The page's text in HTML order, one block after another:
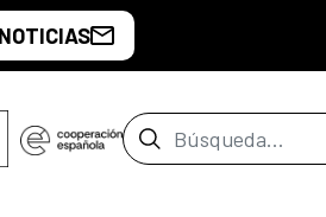
Barra de